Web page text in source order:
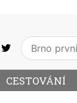
CESTOVÁNÍ